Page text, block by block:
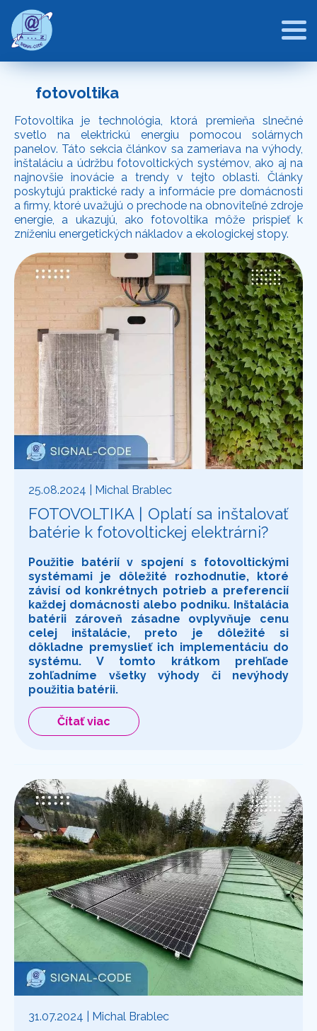
fotovoltika
Fotovoltika je technológia, ktorá premieňa slnečné
svetlo na elektrickú energiu pomocou solárnych
panelov. Táto sekcia článkov sa zameriava na výhody,
inštaláciu a údržbu fotovoltických systémov, ako aj na
najnovšie inovácie a trendy v tejto oblasti. Články
poskytujú praktické rady a informácie pre domácnosti
a firmy, ktoré uvažujú o prechode na obnoviteľné zdroje
energie, a ukazujú, ako fotovoltika môže prispieť k
zníženiu energetických nákladov a ekologickej stopy.
25.08.2024 | Michal Brablec
FOTOVOLTIKA | Oplatí sa inštalovať
batérie k fotovoltickej elektrárni?
Použitie batérií v spojení s fotovoltickými
systémami je dôležité rozhodnutie, ktoré
závisí od konkrétnych potrieb a preferencií
každej domácnosti alebo podniku. Inštalácia
batérii zároveň zásadne ovplyvňuje cenu
celej inštalácie, preto je dôležité si
dôkladne premyslieť ich implementáciu do
systému. V tomto krátkom prehľade
zohľadníme všetky výhody či nevýhody
použitia batérii.
Čítať viac
31.07.2024 | Michal Brablec